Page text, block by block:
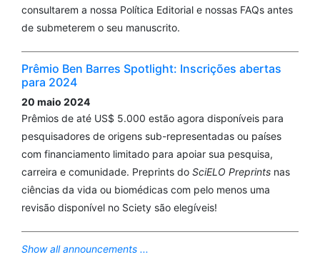
consultarem a nossa Política Editorial e nossas FAQs antes
de submeterem o seu manuscrito.
Prêmio Ben Barres Spotlight: Inscrições abertas
para 2024
20 maio 2024
Prêmios de até US$ 5.000 estão agora disponíveis para
pesquisadores de origens sub-representadas ou países
com financiamento limitado para apoiar sua pesquisa,
carreira e comunidade. Preprints do SciELO Preprints nas
ciências da vida ou biomédicas com pelo menos uma
revisão disponível no Sciety são elegíveis!
Show all announcements ...